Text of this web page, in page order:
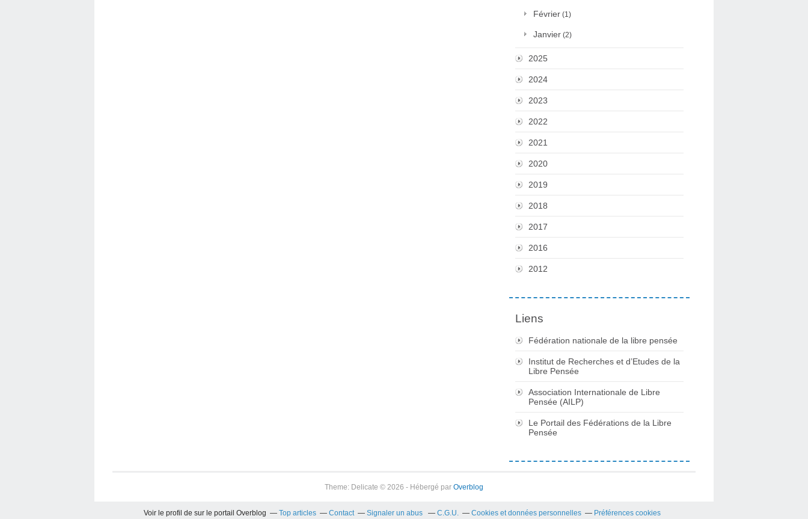
Février (1)
Janvier (2)
2025
2024
2023
2022
2021
2020
2019
2018
2017
2016
2012
Liens
Fédération nationale de la libre pensée
Institut de Recherches et d’Etudes de la
Libre Pensée
Association Internationale de Libre
Pensée (AILP)
Le Portail des Fédérations de la Libre
Pensée
Theme: Delicate © 2026 - Hébergé par Overblog
Voir le profil de sur le portail Overblog Top articles Contact Signaler un abus C.G.U. Cookies et données personnelles Préférences cookies